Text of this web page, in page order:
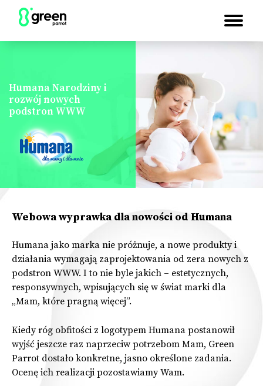
Humana Narodziny i
rozwój nowych
podstron WWW
Webowa wyprawka dla nowości od Humana
Humana jako marka nie próżnuje, a nowe produkty i
działania wymagają zaprojektowania od zera nowych z
podstron WWW. I to nie byle jakich – estetycznych,
responsywnych, wpisujących się w świat marki dla
„Mam, które pragną więcej”.
Kiedy róg obfitości z logotypem Humana postanowił
wyjść jeszcze raz naprzeciw potrzebom Mam, Green
Parrot dostało konkretne, jasno określone zadania.
Ocenę ich realizacji pozostawiamy Wam.